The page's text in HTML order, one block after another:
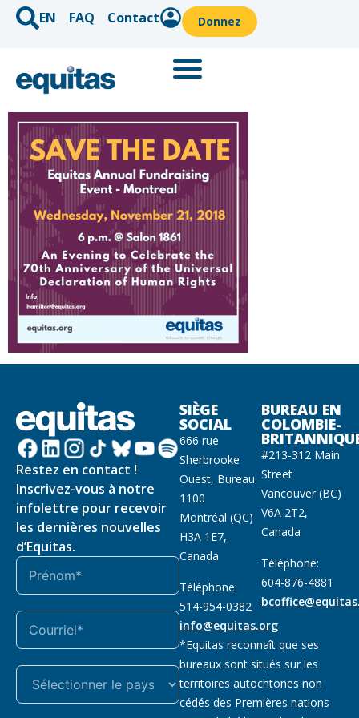
EN FAQ Contact Donnez
Restez en contact !
Inscrivez-vous à notre
infolettre pour recevoir
les dernières nouvelles
d’Equitas.
SIÈGE
SOCIAL
666 rue
Sherbrooke
Ouest, Bureau
1100
Montréal (QC)
H3A 1E7,
Canada
Téléphone:
514-954-0382
info@equitas.org
BUREAU EN
COLOMBIE-
#213-312 Main
Street
Vancouver (BC)
V6A 2T2,
Canada
Téléphone:
604-876-4881
*Equitas reconnaît que ses
bureaux sont situés sur les
territoires autochtones non
cédés des Premières nations